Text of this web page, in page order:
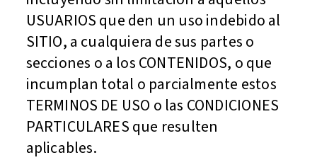
USUARIOS que den un uso indebido al
SITIO, a cualquiera de sus partes o
secciones o a los CONTENIDOS, o que
incumplan total o parcialmente estos
TERMINOS DE USO o las CONDICIONES
PARTICULARES que resulten
aplicables.